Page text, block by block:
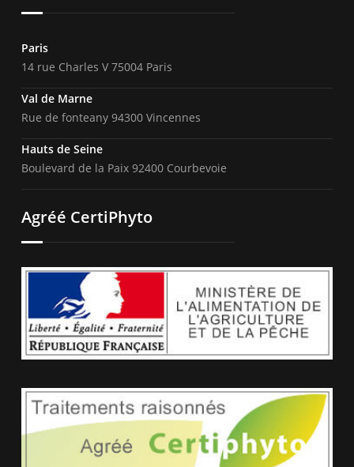
Paris
14 rue Charles V 75004 Paris
Val de Marne
Rue de fonteany 94300 Vincennes
Hauts de Seine
Boulevard de la Paix 92400 Courbevoie
Agréé CertiPhyto